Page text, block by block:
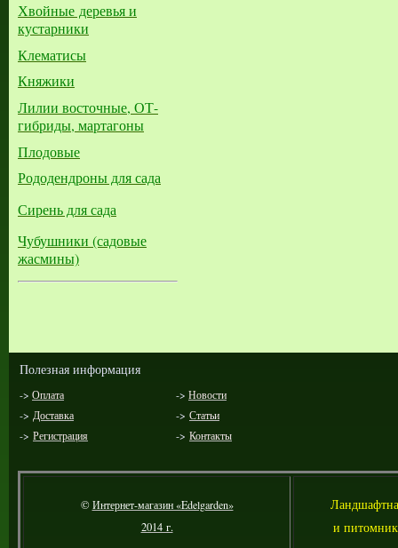
Хвойные деревья и
кустарники
Клематисы
Княжики
Лилии восточные, ОТ-
гибриды, мартагоны
Плодовые
Рододендроны для сада
Сирень для сада
Чубушники (садовые
жасмины)
Полезная информация
-> Оплата -> Новости
-> Доставка -> Статьи
-> Регистрация -> Контакты
©Интернет-магазин «Edelgarden»
2014 г.
Л
и питомник